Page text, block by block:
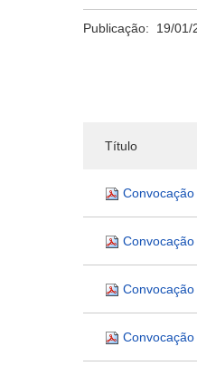
Publicação: 19/01/
Título